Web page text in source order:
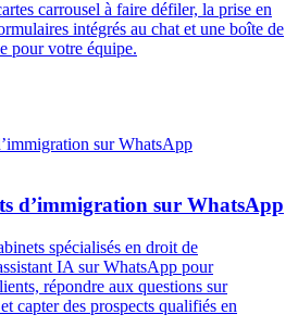
carrousel à faire défiler, la prise en
intégrés au chat et une boîte de
pour votre équipe.
d’immigration sur WhatsApp
spécialisés en droit de
IA sur WhatsApp pour
répondre aux questions sur
capter des prospects qualifiés en